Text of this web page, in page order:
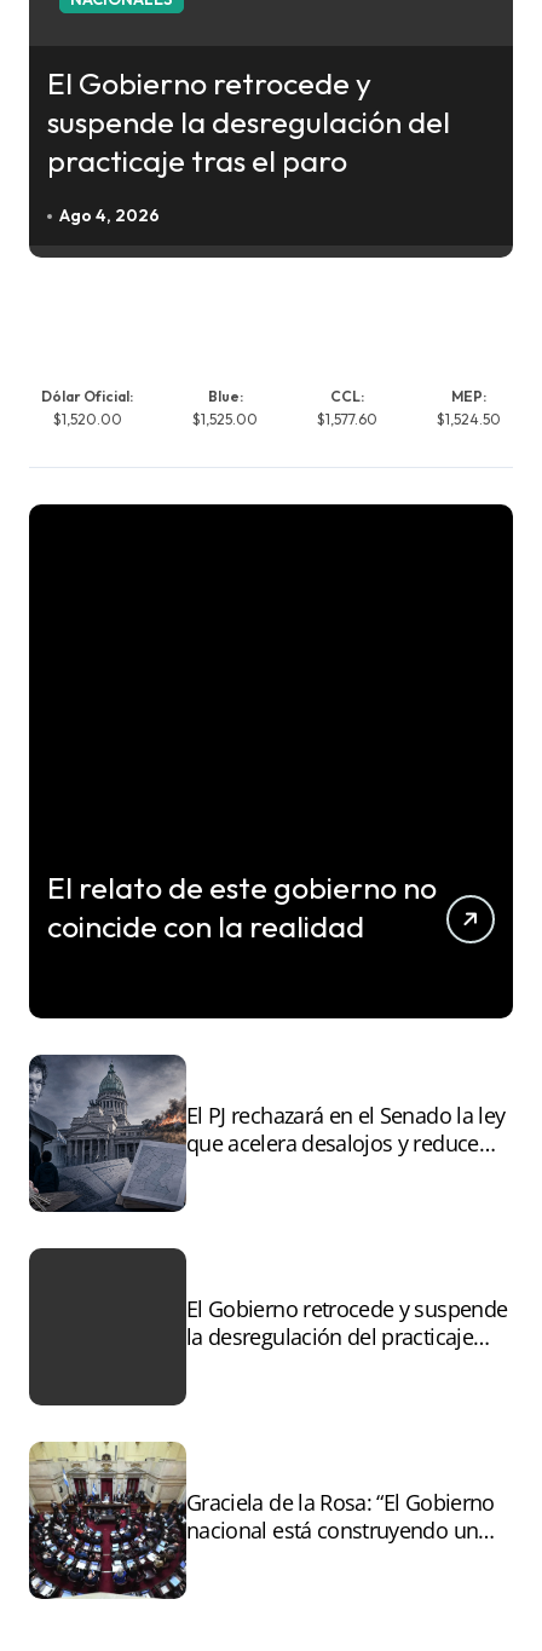
El Gobierno retrocede y
suspende la desregulación del
practicaje tras el paro
Ago 4, 2026
Dólar Oficial:
$1,520.00
Blue:
$1,525.00
CCL:
$1,577.60
MEP:
$1,524.50
El relato de este gobierno no
coincide con la realidad
El PJ rechazará en el Senado la ley
que acelera desalojos y reduce
El Gobierno retrocede y suspende
la desregulación del practicaje
Graciela de la Rosa: “El Gobierno
nacional está construyendo un